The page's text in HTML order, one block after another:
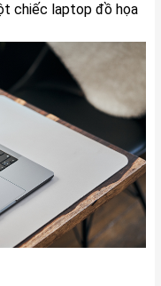
chiếc laptop đồ họa